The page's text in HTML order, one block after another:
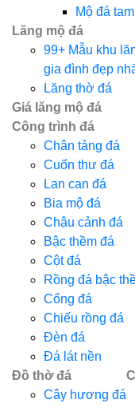
Mộ đá
Lăng mộ đá
99+ Mẫu khu
gia đình đẹp
Lăng thờ đá
Giá lăng mộ đá
Công trình đá
Chân tảng đá
Cuốn thư đá
Lan can đá
Bia mộ đá
Chậu cảnh đá
Bậc thềm đá
Cột đá
Rồng đá bậc
Cổng đá
Chiếu rồng đá
Đèn đá
Đá lát nền
Đồ thờ đá
Cây hương đá